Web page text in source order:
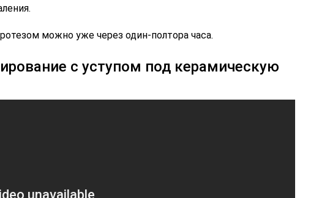
можно уже через один-полтора часа.
с уступом под керамическую